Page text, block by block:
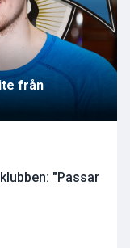
från
"Passar